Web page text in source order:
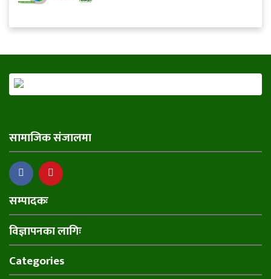
सामाजिक संजालमा
सम्पादकः
विज्ञापनका लागिः
Categories